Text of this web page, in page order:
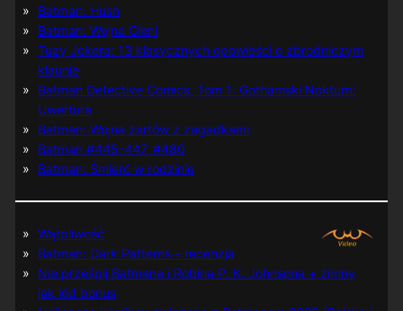
Batman: Hush
Batman: Wojna Cieni
Tuzy Jokera: 13 klasycznych opowieści o zbrodniczym
klaunie
Batman Detective Comics, Tom 1: Gothamski Nokturn:
Uwertura
Batman: Wojna żartów z zagadkami
Batman #445-447, #480
Batman: Śmierć w rodzinie
Wątpliwość
Batman: Dark Patterns – recenzja
Nie prześpij Batmana i Robina P. K. Johnsona + zimny
jak lód bonus